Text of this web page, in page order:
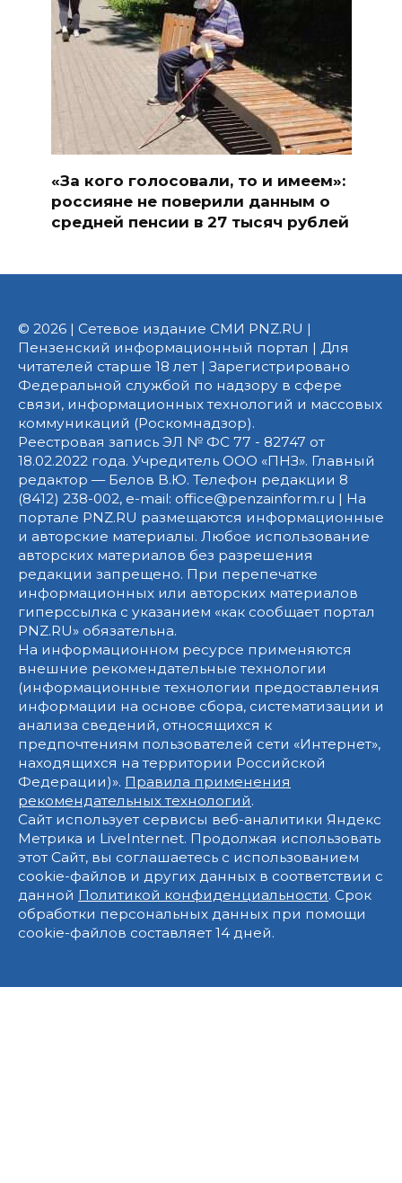
«За кого голосовали, то и имеем»:
россияне не поверили данным о
средней пенсии в 27 тысяч рублей
© 2026 | Сетевое издание СМИ PNZ.RU |
Пензенский информационный портал | Для
читателей старше 18 лет | Зарегистрировано
Федеральной службой по надзору в сфере
связи, информационных технологий и массовых
коммуникаций (Роскомнадзор).
Реестровая запись ЭЛ № ФС 77 - 82747 от
18.02.2022 года. Учредитель ООО «ПНЗ». Главный
редактор — Белов В.Ю. Телефон редакции 8
(8412) 238-002, e-mail: office@penzainform.ru | На
портале PNZ.RU размещаются информационные
и авторские материалы. Любое использование
авторских материалов без разрешения
редакции запрещено. При перепечатке
информационных или авторских материалов
гиперссылка с указанием «как сообщает портал
PNZ.RU» обязательна.
На информационном ресурсе применяются
внешние рекомендательные технологии
(информационные технологии предоставления
информации на основе сбора, систематизации и
анализа сведений, относящихся к
предпочтениям пользователей сети «Интернет»,
находящихся на территории Российской
Федерации)». Правила применения
рекомендательных технологий.
Сайт использует сервисы веб-аналитики Яндекс
Метрика и LiveInternet. Продолжая использовать
этот Сайт, вы соглашаетесь с использованием
cookie-файлов и других данных в соответствии с
данной Политикой конфиденциальности. Срок
обработки персональных данных при помощи
cookie-файлов составляет 14 дней.